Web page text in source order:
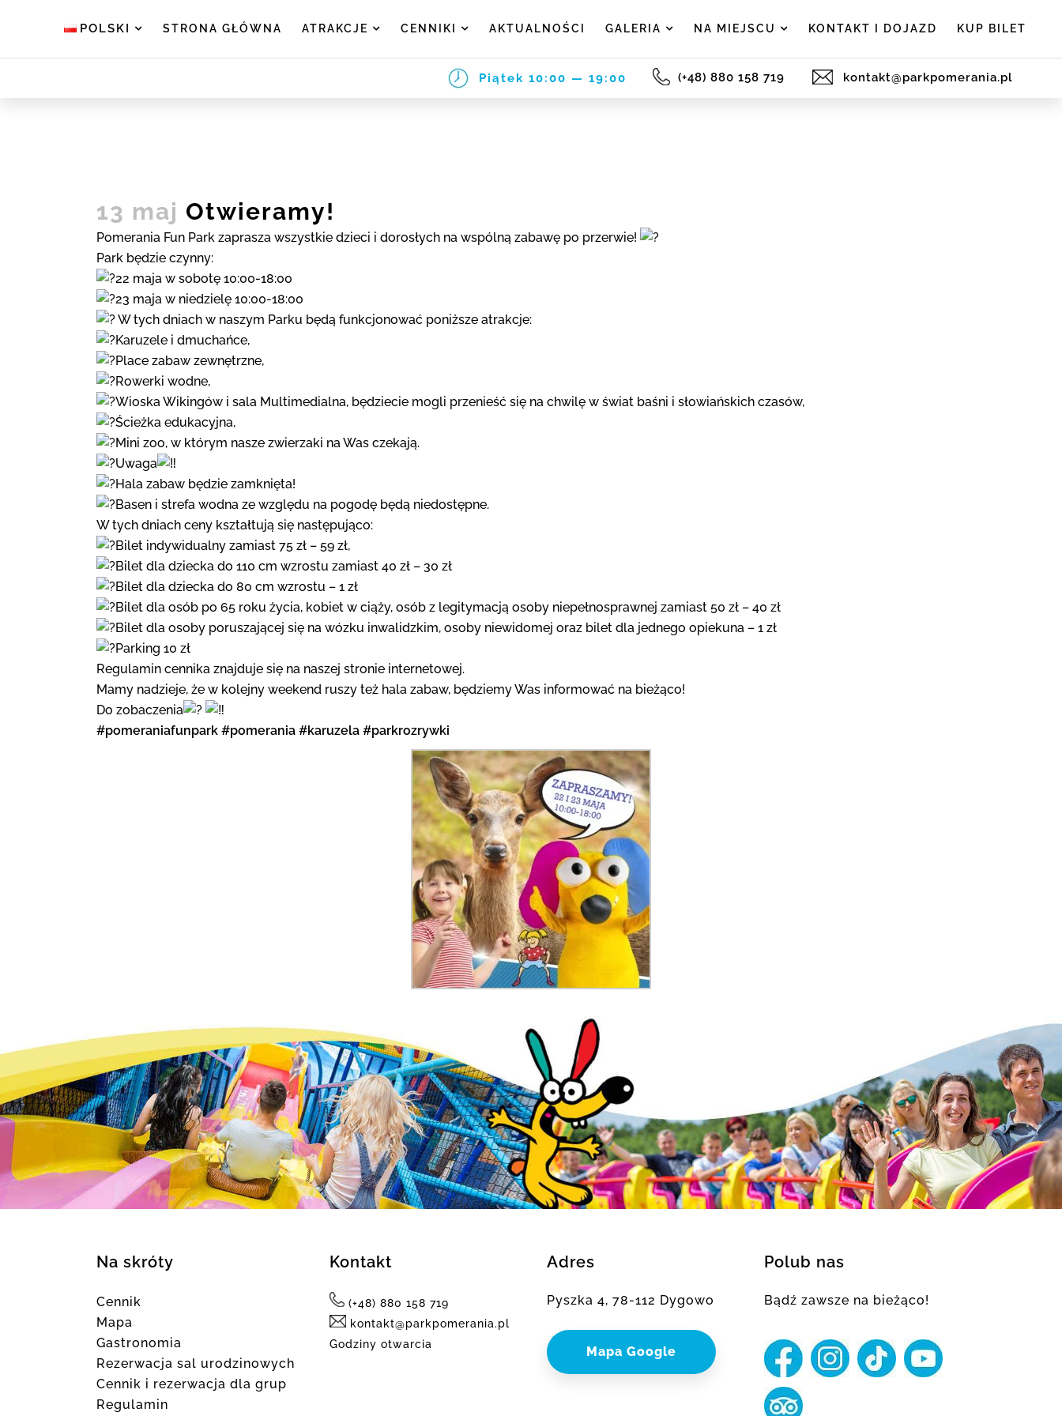
POLSKI STRONA GŁÓWNA ATRAKCJE CENNIKI AKTUALNOŚCI GALERIA NA MIEJSCU KONTAKT I DOJAZD KUP BILET
Piątek 10:00 — 19:00 (+48) 880 158 719 kontakt@parkpomerania.pl
13 maj Otwieramy!
Pomerania Fun Park zaprasza wszystkie dzieci i dorosłych na wspólną zabawę po przerwie!
Park będzie czynny:
22 maja w sobotę 10:00-18:00
23 maja w niedzielę 10:00-18:00
W tych dniach w naszym Parku będą funkcjonować poniższe atrakcje:
Karuzele i dmuchańce,
Place zabaw zewnętrzne,
Rowerki wodne,
Wioska Wikingów i sala Multimedialna, będziecie mogli przenieść się na chwilę w świat baśni i słowiańskich czasów,
Ścieżka edukacyjna,
Mini zoo, w którym nasze zwierzaki na Was czekają.
Uwaga
Hala zabaw będzie zamknięta!
Basen i strefa wodna ze względu na pogodę będą niedostępne.
W tych dniach ceny kształtują się następująco:
Bilet indywidualny zamiast 75 zł – 59 zł,
Bilet dla dziecka do 110 cm wzrostu zamiast 40 zł – 30 zł
Bilet dla dziecka do 80 cm wzrostu – 1 zł
Bilet dla osób po 65 roku życia, kobiet w ciąży, osób z legitymacją osoby niepełnosprawnej zamiast 50 zł – 40 zł
Bilet dla osoby poruszającej się na wózku inwalidzkim, osoby niewidomej oraz bilet dla jednego opiekuna – 1 zł
Parking 10 zł
Regulamin cennika znajduje się na naszej stronie internetowej.
Mamy nadzieje, że w kolejny weekend ruszy też hala zabaw, będziemy Was informować na bieżąco!
Do zobaczenia
#pomeraniafunpark #pomerania #karuzela #parkrozrywki
Na skróty
Cennik
Mapa
Gastronomia
Rezerwacja sal urodzinowych
Cennik i rezerwacja dla grup
Regulamin
Kontakt
(+48) 880 158 719
kontakt@parkpomerania.pl
Godziny otwarcia
Adres
Pyszka 4, 78-112 Dygowo
Mapa Google
Polub nas
Bądź zawsze na bieżąco!